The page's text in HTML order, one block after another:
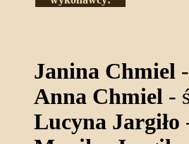
Janina Chmiel
Anna Chmiel -
Lucyna Jargiło